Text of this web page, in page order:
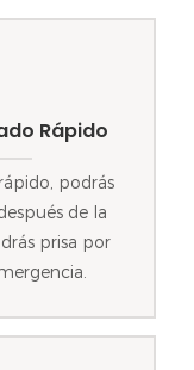
Rápido
podrás
de la
prisa por